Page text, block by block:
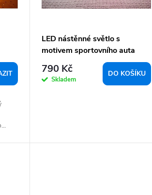
LED nástěnné světlo s
motivem sportovního auta
790 Kč
Skladem
DO KOŠÍKU